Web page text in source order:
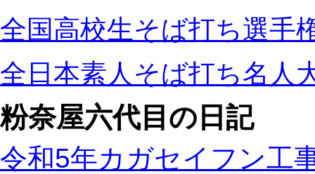
全国高校生そば打ち選手
全日本素人そば打ち名人
粉奈屋六代目の日記
令和5年カガセイフン工